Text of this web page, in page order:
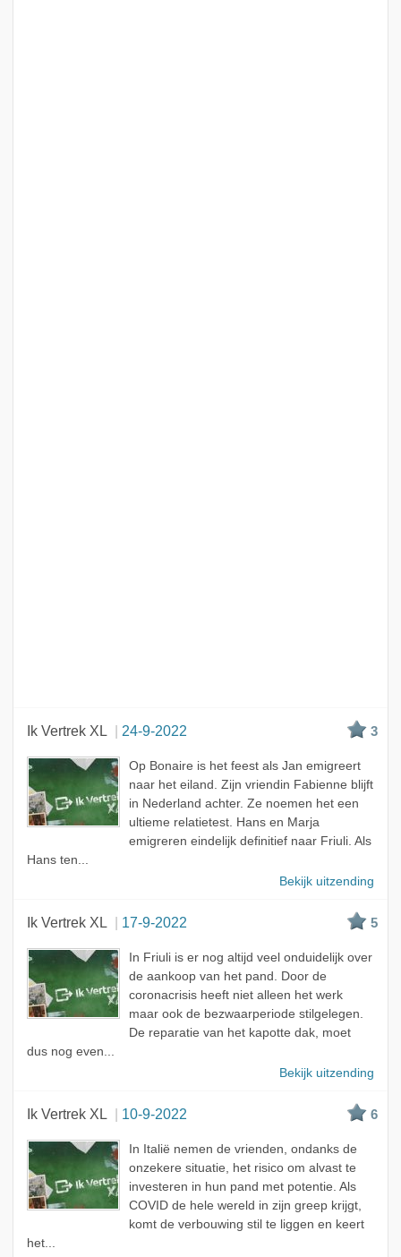
Ik Vertrek XL 24-9-2022 3
Op Bonaire is het feest als Jan emigreert
naar het eiland. Zijn vriendin Fabienne blijft
in Nederland achter. Ze noemen het een
ultieme relatietest. Hans en Marja
emigreren eindelijk definitief naar Friuli. Als
Hans ten...
Bekijk uitzending
Ik Vertrek XL 17-9-2022 5
In Friuli is er nog altijd veel onduidelijk over
de aankoop van het pand. Door de
coronacrisis heeft niet alleen het werk
maar ook de bezwaarperiode stilgelegen.
De reparatie van het kapotte dak, moet
dus nog even...
Bekijk uitzending
Ik Vertrek XL 10-9-2022 6
In Italië nemen de vrienden, ondanks de
onzekere situatie, het risico om alvast te
investeren in hun pand met potentie. Als
COVID de hele wereld in zijn greep krijgt,
komt de verbouwing stil te liggen en keert
het...